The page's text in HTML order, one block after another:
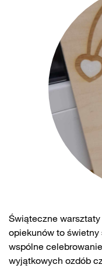
Świąteczne
opiekunów to
wspólne
wyjątkowych ozdób